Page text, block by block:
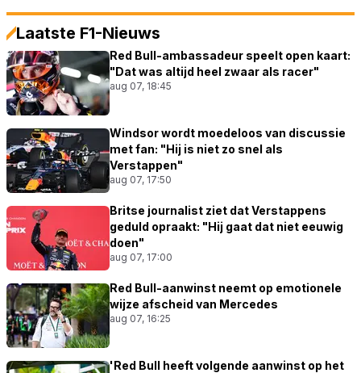
Laatste F1-Nieuws
Red Bull-ambassadeur speelt open kaart:
"Dat was altijd heel zwaar als racer"
aug 07, 18:45
Windsor wordt moedeloos van discussie
met fan: "Hij is niet zo snel als
Verstappen"
aug 07, 17:50
Britse journalist ziet dat Verstappens
geduld opraakt: "Hij gaat dat niet eeuwig
doen"
aug 07, 17:00
Red Bull-aanwinst neemt op emotionele
wijze afscheid van Mercedes
aug 07, 16:25
'Red Bull heeft volgende aanwinst op het